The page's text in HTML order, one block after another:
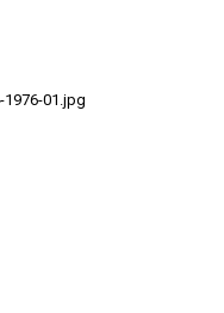
1976-01.jpg